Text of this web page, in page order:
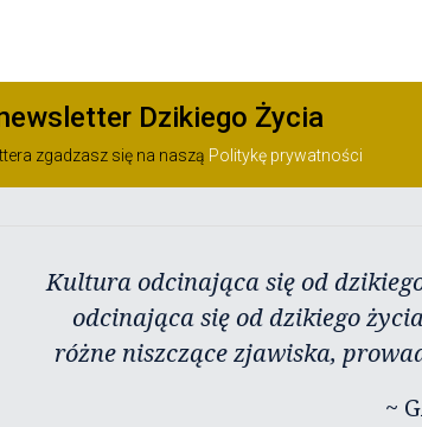
Dzikiego Życia
zgadzasz się na naszą Politykę prywatności
Kultura odcinająca się od
odcinająca się od dzikiego
różne niszczące zjawiska,
~